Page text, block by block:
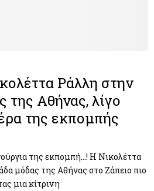
Ράλλη στην
της Αθήνας, λίγο
της εκπομπής
της εκπομπή…! Η Νικολέττα
μόδας της Αθήνας στο Ζάπειο πιο
μια κίτρινη